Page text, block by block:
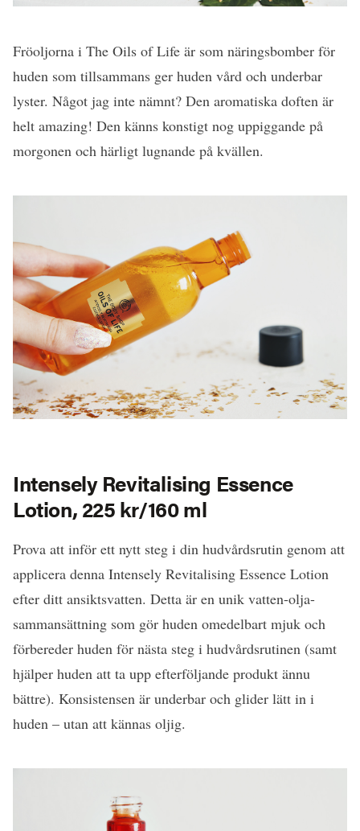
Fröoljorna i The Oils of Life är som näringsbomber för
huden som tillsammans ger huden vård och underbar
lyster. Något jag inte nämnt? Den aromatiska doften är
helt amazing! Den känns konstigt nog uppiggande på
morgonen och härligt lugnande på kvällen.
Intensely Revitalising Essence
Lotion, 225 kr/160 ml
Prova att inför ett nytt steg i din hudvårdsrutin genom att
applicera denna Intensely Revitalising Essence Lotion
efter ditt ansiktsvatten. Detta är en unik vatten-olja-
sammansättning som gör huden omedelbart mjuk och
förbereder huden för nästa steg i hudvårdsrutinen (samt
hjälper huden att ta upp efterföljande produkt ännu
bättre). Konsistensen är underbar och glider lätt in i
huden – utan att kännas oljig.